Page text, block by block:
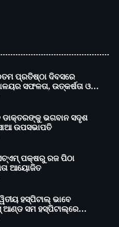
ଡାକ୍ତରଙ୍କୁ ଭଗବାନ ସଦୃଶ
ଉପସଭାପତି
ପକ୍ଷରୁ ରଜ ପିଠା
ଆୟୋଜିତ
ହସ୍ପିଟାଲ୍ ଭାବେ
ସମ ହସ୍ପିଟାଲ୍‌ରେ
ସ୍ଥାପନ
ରାୱେ କାର୍ଯ୍ୟକ୍ରମ ଅଧୀନରେ
୧୬ଟି କୃଷକ ପ୍ରଶିକ୍ଷଣ
ଆୟୋଜିତ